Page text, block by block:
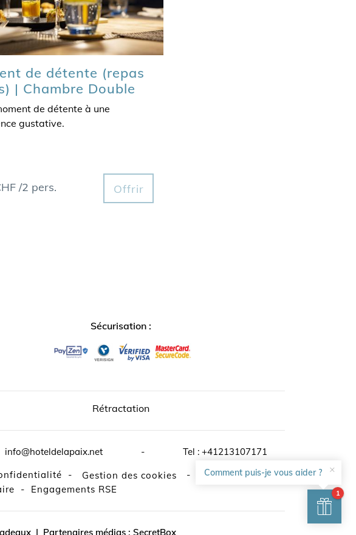
de détente (repas
| Chambre Double
de détente à une
gustative.
/2 pers. Offrir
Sécurisation :
Rétractation
info@hoteldelapaix.net - Tel : +41213107171
- Gestion des cookies
-
- Engagements RSE
| Partenaires médias : SecretBox
Comment puis-je vous aider ? ×
1